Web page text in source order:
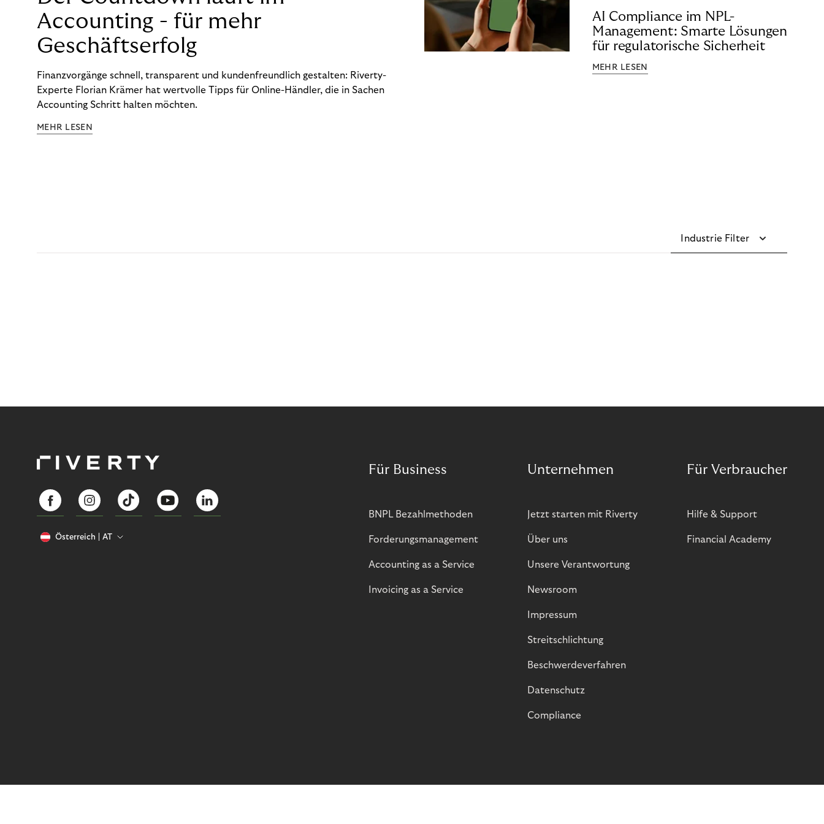
Accounting - für mehr
Geschäftserfolg
Finanzvorgänge schnell, transparent und kundenfreundlich gestalten: Riverty-
Experte Florian Krämer hat wertvolle Tipps für Online-Händler, die in Sachen
Accounting Schritt halten möchten.
MEHR LESEN
AI Compliance im NPL-
Management: Smarte Lösungen
für regulatorische Sicherheit
MEHR LESEN
Industrie Filter
Österreich AT
Für Business
BNPL Bezahlmethoden
Forderungsmanagement
Accounting as a Service
Invoicing as a Service
Unternehmen
Jetzt starten mit Riverty
Über uns
Unsere Verantwortung
Newsroom
Impressum
Streitschlichtung
Beschwerdeverfahren
Datenschutz
Compliance
Für Verbraucher
Hilfe & Support
Financial Academy